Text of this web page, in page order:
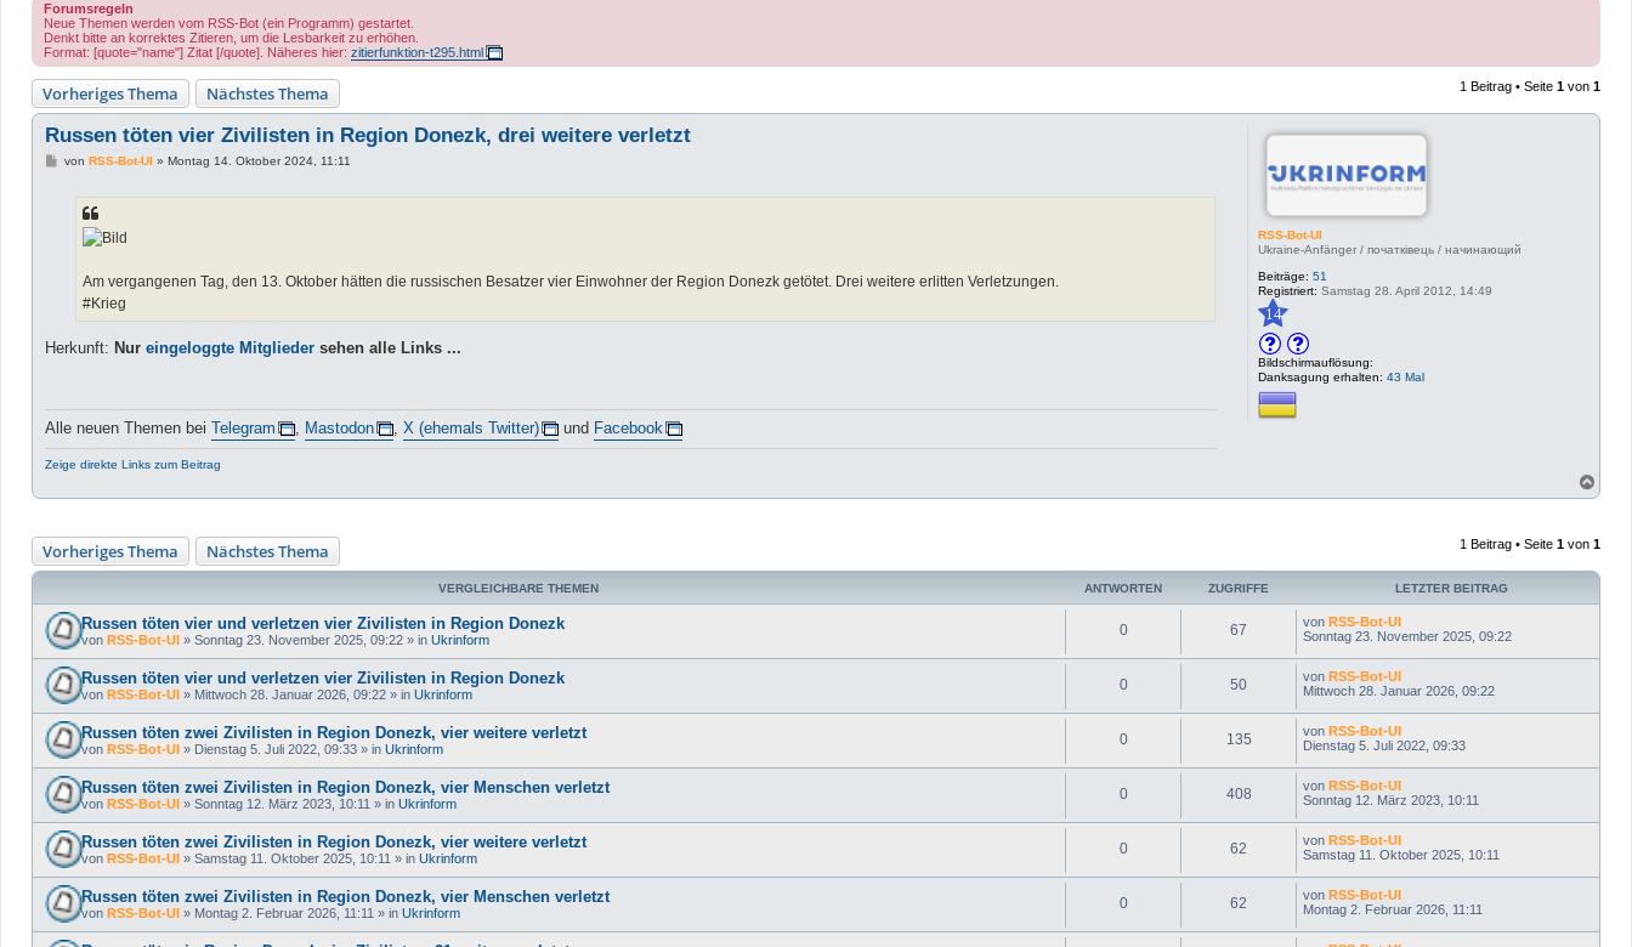
Forumsregeln
Neue Themen werden vom RSS-Bot (ein Programm) gestartet.
Denkt bitte an korrektes Zitieren, um die Lesbarkeit zu erhöhen.
Format: [quote="name"] Zitat [/quote]. Näheres hier: zitierfunktion-t295.html
Vorheriges Thema Nächstes Thema 1 Beitrag • Seite 1 von 1
RSS-Bot-UI
Ukraine-Anfänger / початківець / начинающий
Beiträge: 51
Registriert: Samstag 28. April 2012, 14:49
14
Bildschirmauflösung:
Danksagung erhalten: 43 Mal
Russen töten vier Zivilisten in Region Donezk, drei weitere verletzt
Bvon RSS-Bot-UI» Montag 14. Oktober 2024, 11:11
Am vergangenen Tag, den 13. Oktober hätten die russischen Besatzer vier Einwohner der Region Donezk getötet. Drei weitere erlitten Verletzungen.
#Krieg
Herkunft: Nur eingeloggte Mitglieder sehen alle Links ...
Alle neuen Themen bei Telegram Mastodon X (ehemals Twitter) und Facebook
Zeige direkte Links zum Beitrag
a
o
e
Vorheriges Thema Nächstes Thema 1 Beitrag • Seite 1 von 1
VERGLEICHBARE THEMEN ANTWORTEN ZUGRIFFE LETZTER BEITRAG
Russen töten vier und verletzen vier Zivilisten in Region Donezk
von RSS-Bot-UI » Sonntag 23. November 2025, 09:22 » in Ukrinform
0 67 von RSS-Bot-UI
Sonntag 23. November 2025, 09:22
Russen töten vier und verletzen vier Zivilisten in Region Donezk
von RSS-Bot-UI » Mittwoch 28. Januar 2026, 09:22 » in Ukrinform
0 50 von RSS-Bot-UI
Mittwoch 28. Januar 2026, 09:22
Russen töten zwei Zivilisten in Region Donezk, vier weitere verletzt
von RSS-Bot-UI » Dienstag 5. Juli 2022, 09:33 » in Ukrinform
0 135 von RSS-Bot-UI
Dienstag 5. Juli 2022, 09:33
Russen töten zwei Zivilisten in Region Donezk, vier Menschen verletzt
von RSS-Bot-UI » Sonntag 12. März 2023, 10:11 » in Ukrinform
0 408 von RSS-Bot-UI
Sonntag 12. März 2023, 10:11
Russen töten zwei Zivilisten in Region Donezk, vier weitere verletzt
von RSS-Bot-UI » Samstag 11. Oktober 2025, 10:11 » in Ukrinform
0 62 von RSS-Bot-UI
Samstag 11. Oktober 2025, 10:11
Russen töten zwei Zivilisten in Region Donezk, vier Menschen verletzt
von RSS-Bot-UI » Montag 2. Februar 2026, 11:11 » in Ukrinform
0 62 von RSS-Bot-UI
Montag 2. Februar 2026, 11:11